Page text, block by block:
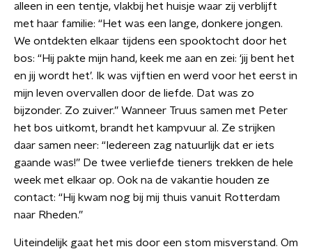
alleen in een tentje, vlakbij het huisje waar zij verblijft
met haar familie: “Het was een lange, donkere jongen.
We ontdekten elkaar tijdens een spooktocht door het
bos: “Hij pakte mijn hand, keek me aan en zei: ‘jij bent het
en jij wordt het’. Ik was vijftien en werd voor het eerst in
mijn leven overvallen door de liefde. Dat was zo
bijzonder. Zo zuiver.” Wanneer Truus samen met Peter
het bos uitkomt, brandt het kampvuur al. Ze strijken
daar samen neer: “Iedereen zag natuurlijk dat er iets
gaande was!” De twee verliefde tieners trekken de hele
week met elkaar op. Ook na de vakantie houden ze
contact: “Hij kwam nog bij mij thuis vanuit Rotterdam
naar Rheden.”
Uiteindelijk gaat het mis door een stom misverstand. Om